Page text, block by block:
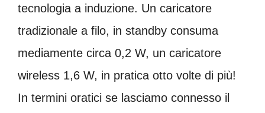
tecnologia a induzione. Un caricatore
tradizionale a filo, in standby consuma
mediamente circa 0,2 W, un caricatore
wireless 1,6 W, in pratica otto volte di più!
In termini oratici se lasciamo connesso il